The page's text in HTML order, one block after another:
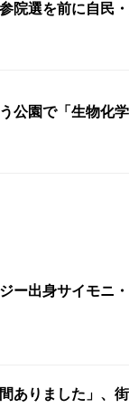
院選を前に自民
公園で「生物化
ー出身サイモニ
ありました」、